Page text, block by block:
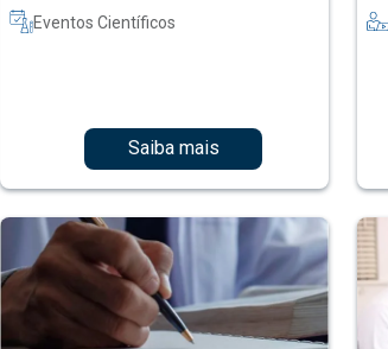
Eventos Científicos
Saiba mais